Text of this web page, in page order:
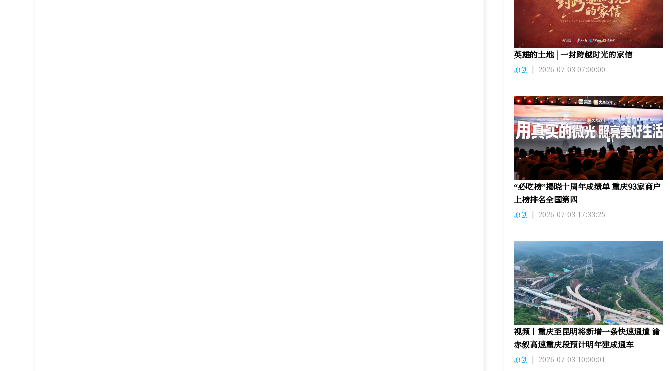
英雄的土地 | 一封跨越时光的家信
原创 | 2026-07-03 07:00:00
“必吃榜”揭晓十周年成绩单 重庆93家商户
上榜排名全国第四
原创 | 2026-07-03 17:33:25
视频丨重庆至昆明将新增一条快速通道 渝
赤叙高速重庆段预计明年建成通车
原创 | 2026-07-03 10:00:01